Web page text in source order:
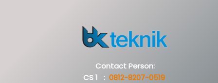
Contact Person:
CS 1 :0812-8207-0519